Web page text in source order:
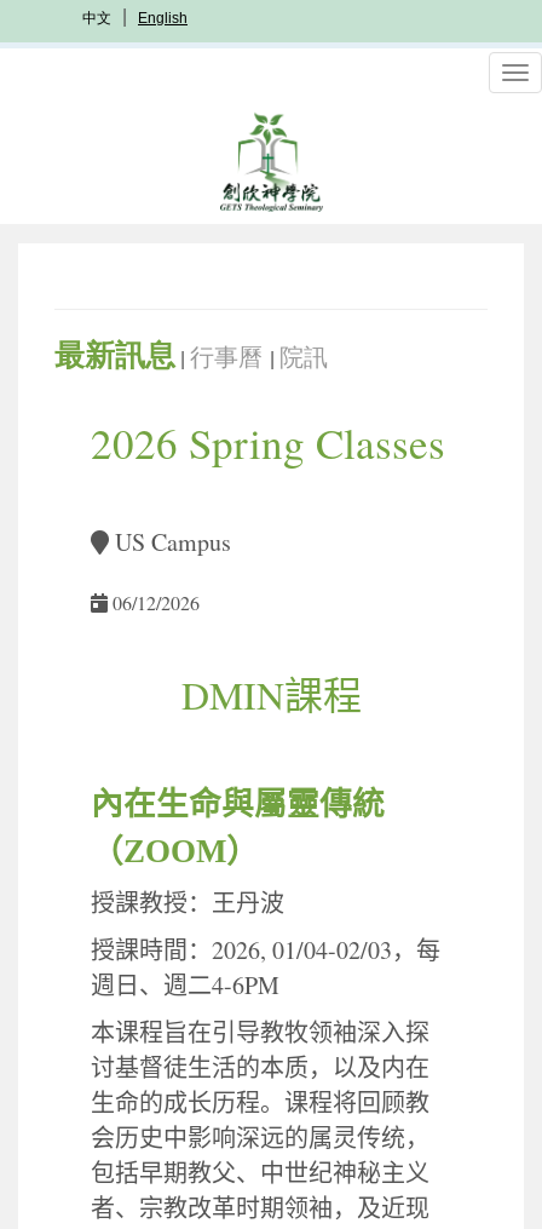
to
中文 English
最新訊息 行事曆 院訊
2026 Spring Classes
US Campus
06/12/2026
DMIN課程
內在生命與屬靈傳統
（ZOOM）
授課教授：王丹波
授課時間： 2026, 01/04-02/03，每
週日、週二4-6PM
本课程旨在引导教牧领袖深入探
讨基督徒生活的本质，以及内在
生命的成长历程。课程将回顾教
会历史中影响深远的属灵传统，
包括早期教父、中世纪神秘主义
者、宗教改革时期领袖，及近现